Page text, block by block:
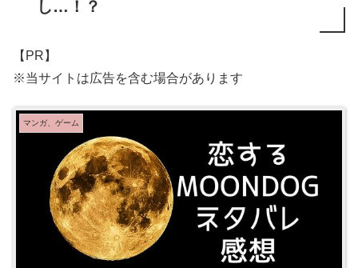
し…！？
【PR】
※当サイトは広告を含む場合があります
マンガ、ゲーム